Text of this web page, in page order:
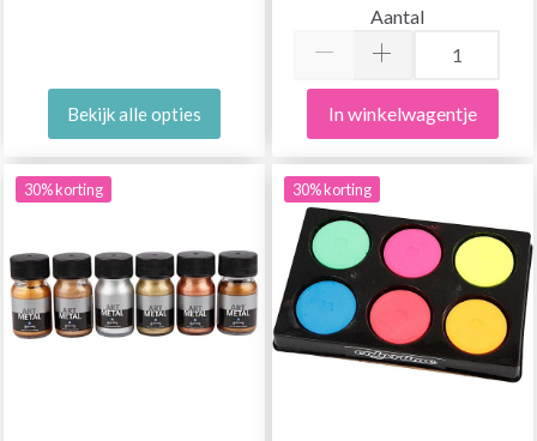
Bekijk alle opties
Aantal
In winkelwagentje
30% korting 30% korting